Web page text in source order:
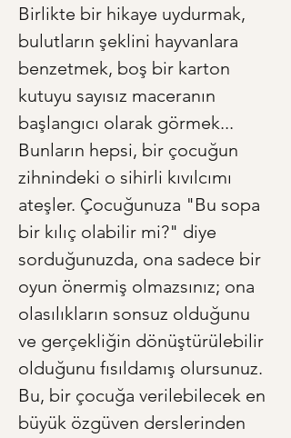
Birlikte bir hikaye uydurmak,
bulutların şeklini hayvanlara
benzetmek, boş bir karton
kutuyu sayısız maceranın
başlangıcı olarak görmek...
Bunların hepsi, bir çocuğun
zihnindeki o sihirli kıvılcımı
ateşler. Çocuğunuza "Bu sopa
bir kılıç olabilir mi?" diye
sorduğunuzda, ona sadece bir
oyun önermiş olmazsınız; ona
olasılıkların sonsuz olduğunu
ve gerçekliğin dönüştürülebilir
olduğunu fısıldamış olursunuz.
Bu, bir çocuğa verilebilecek en
büyük özgüven derslerinden